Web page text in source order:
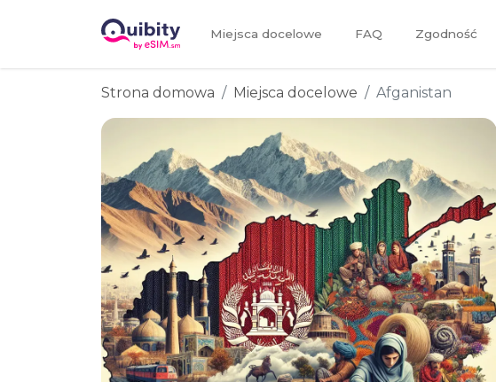
Miejsca docelowe FAQ Zgodność
Strona domowa Miejsca docelowe Afganistan